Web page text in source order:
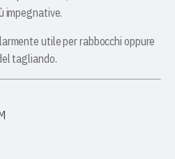
impegnative.
utile per rabbocchi oppure
tagliando.